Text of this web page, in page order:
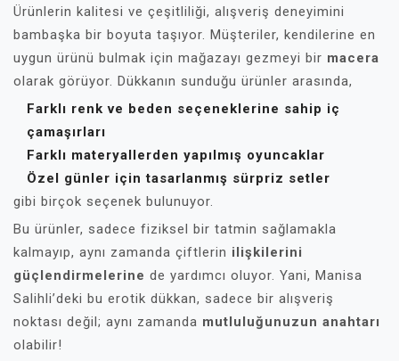
Ürünlerin kalitesi ve çeşitliliği, alışveriş deneyimini
bambaşka bir boyuta taşıyor. Müşteriler, kendilerine en
uygun ürünü bulmak için mağazayı gezmeyi bir macera
olarak görüyor. Dükkanın sunduğu ürünler arasında,
Farklı renk ve beden seçeneklerine sahip iç
çamaşırları
Farklı materyallerden yapılmış oyuncaklar
Özel günler için tasarlanmış sürpriz setler
gibi birçok seçenek bulunuyor.
Bu ürünler, sadece fiziksel bir tatmin sağlamakla
kalmayıp, aynı zamanda çiftlerin ilişkilerini
güçlendirmelerine de yardımcı oluyor. Yani, Manisa
Salihli’deki bu erotik dükkan, sadece bir alışveriş
noktası değil; aynı zamanda mutluluğunuzun anahtarı
olabilir!